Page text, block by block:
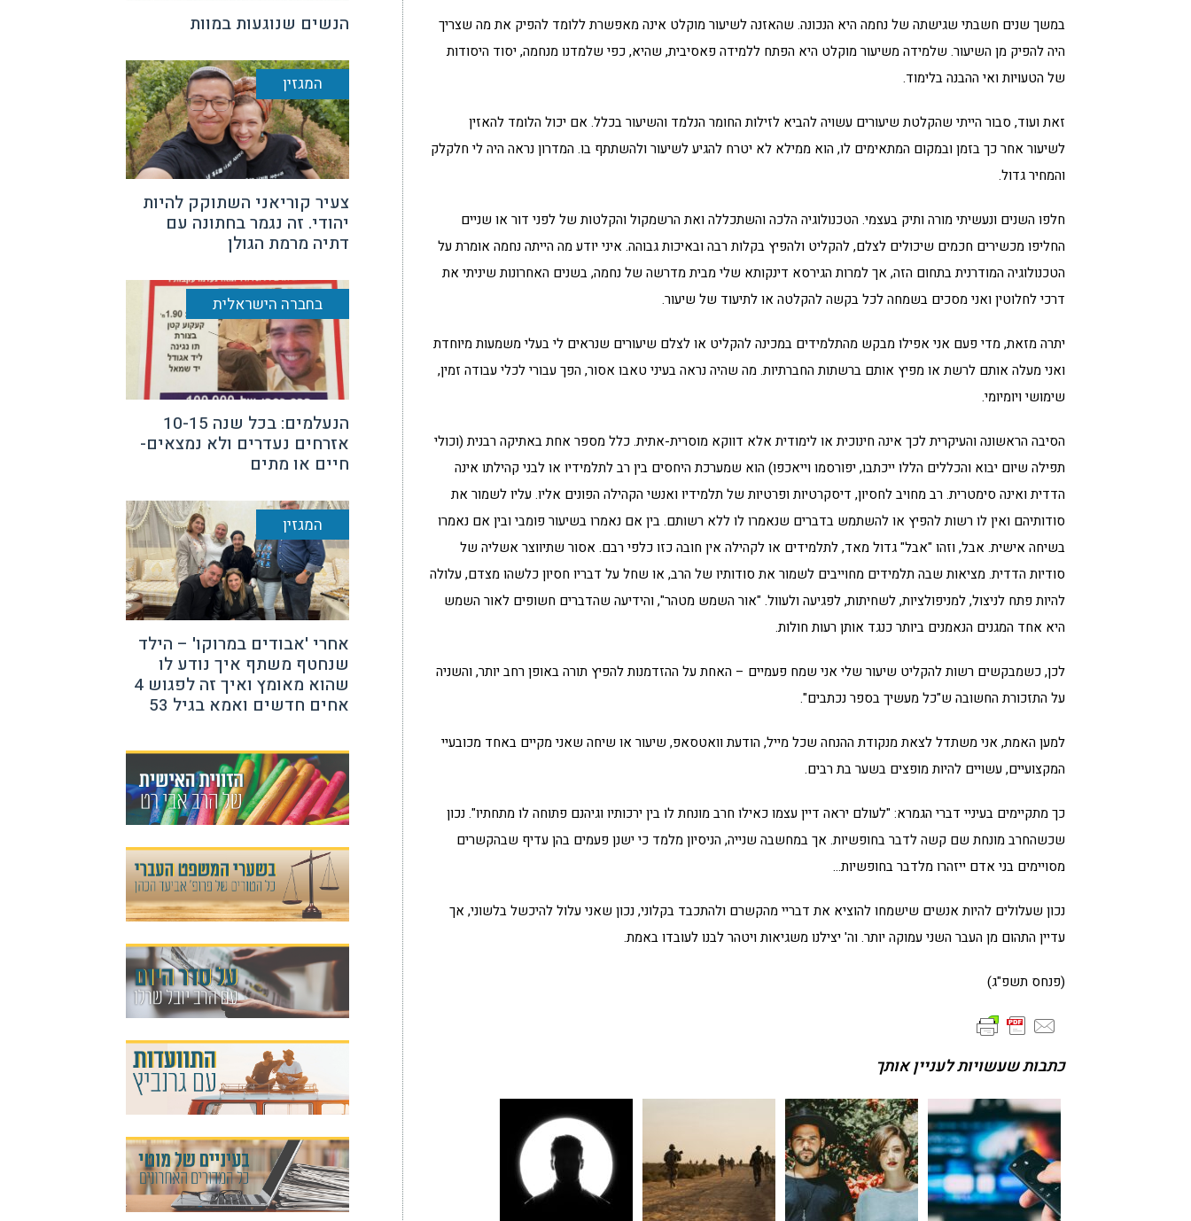
במשך שנים חשבתי שגישתה של נחמה היא הנכונה. שהאזנה לשיעור מוקלט אינה מאפשרת ללומד להפיק את מה שצריך
היה להפיק מן השיעור. שלמידה משיעור מוקלט היא הפתח ללמידה פאסיבית, שהיא, כפי שלמדנו מנחמה, יסוד היסודות
של הטעויות ואי ההבנה בלימוד.
זאת ועוד, סבור הייתי שהקלטת שיעורים עשויה להביא לזילות החומר הנלמד והשיעור בכלל. אם יכול הלומד להאזין
לשיעור אחר כך בזמן ובמקום המתאימים לו, הוא ממילא לא יטרח להגיע לשיעור ולהשתתף בו. המדרון נראה היה לי חלקלק
והמחיר גדול.
חלפו השנים ונעשיתי מורה ותיק בעצמי. הטכנולוגיה הלכה והשתכללה ואת הרשמקול והקלטות של לפני דור או שניים
החליפו מכשירים חכמים שיכולים לצלם, להקליט ולהפיץ בקלות רבה ובאיכות גבוהה. איני יודע מה הייתה נחמה אומרת על
הטכנולוגיה המודרנית בתחום הזה, אך למרות הגירסא דינקותא שלי מבית מדרשה של נחמה, בשנים האחרונות שיניתי את
דרכי לחלוטין ואני מסכים בשמחה לכל בקשה להקלטה או לתיעוד של שיעור.
יתרה מזאת, מדי פעם אני אפילו מבקש מהתלמידים במכינה להקליט או לצלם שיעורים שנראים לי בעלי משמעות מיוחדת
ואני מעלה אותם לרשת או מפיץ אותם ברשתות החברתיות. מה שהיה נראה בעיני טאבו אסור, הפך עבורי לכלי עבודה זמין,
שימושי ויומיומי.
הסיבה הראשונה והעיקרית לכך אינה חינוכית או לימודית אלא דווקא מוסרית-אתית. כלל מספר אחת באתיקה רבנית (וכולי
תפילה שיום יבוא והכללים הללו ייכתבו, יפורסמו וייאכפו) הוא שמערכת היחסים בין רב לתלמידיו או לבני קהילתו אינה
הדדית ואינה סימטרית. רב מחויב לחסיון, דיסקרטיות ופרטיות של תלמידיו ואנשי הקהילה הפונים אליו. עליו לשמור את
סודותיהם ואין לו רשות להפיץ או להשתמש בדברים שנאמרו לו ללא רשותם. בין אם נאמרו בשיעור פומבי ובין אם נאמרו
בשיחה אישית. אבל, וזהו "אבל" גדול מאד, לתלמידים או לקהילה אין חובה כזו כלפי רבם. אסור שתיווצר אשליה של
סודיות הדדית. מציאות שבה תלמידים מחוייבים לשמור את סודותיו של הרב, או שחל על דבריו חסיון כלשהו מצדם, עלולה
להיות פתח לניצול, למניפולציות, לשחיתות, לפגיעה ולעוול. "אור השמש מטהר", והידיעה שהדברים חשופים לאור השמש
היא אחד המגנים הנאמנים ביותר כנגד אותן רעות חולות.
לכן, כשמבקשים רשות להקליט שיעור שלי אני שמח פעמיים – האחת על ההזדמנות להפיץ תורה באופן רחב יותר, והשניה
על התזכורת החשובה ש"כל מעשיך בספר נכתבים".
למען האמת, אני משתדל לצאת מנקודת ההנחה שכל מייל, הודעת וואטסאפ, שיעור או שיחה שאני מקיים באחד מכובעיי
המקצועיים, עשויים להיות מופצים בשער בת רבים.
כך מתקיימים בעיניי דברי הגמרא: "לעולם יראה דיין עצמו כאילו חרב מונחת לו בין ירכותיו וגיהנם פתוחה לו מתחתיו". נכון
שכשהחרב מונחת שם קשה לדבר בחופשיות. אך במחשבה שנייה, הניסיון מלמד כי ישנן פעמים בהן עדיף שבהקשרים
מסויימים בני אדם ייזהרו מלדבר בחופשיות…
נכון שעלולים להיות אנשים שישמחו להוציא את דבריי מהקשרם ולהתכבד בקלוני, נכון שאני עלול להיכשל בלשוני, אך
עדיין התהום מן העבר השני עמוקה יותר. וה' יצילנו משגיאות ויטהר לבנו לעובדו באמת.
(פנחס תשפ"ג)
כתבות שעשויות לעניין אותך
הנשים שנוגעות במוות
המגזין
צעיר קוריאני השתוקק להיות
יהודי. זה נגמר בחתונה עם
דתיה מרמת הגולן
בחברה הישראלית
הנעלמים: בכל שנה 10-15
אזרחים נעדרים ולא נמצאים-
חיים או מתים
המגזין
אחרי 'אבודים במרוקו' – הילד
שנחטף משתף איך נודע לו
שהוא מאומץ ואיך זה לפגוש 4
אחים חדשים ואמא בגיל 53